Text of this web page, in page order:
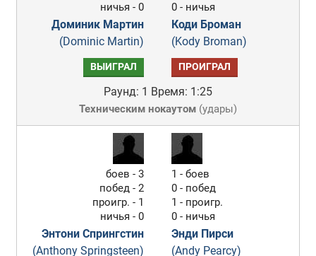
ничья - 0
Доминик Мартин
(Dominic Martin)
0 - ничья
Коди Броман
(Kody Broman)
ВЫИГРАЛ ПРОИГРАЛ
Раунд: 1 Время: 1:25
Техническим нокаутом(удары)
боев - 3
побед - 2
проигр. - 1
ничья - 0
Энтони Спрингстин
(Anthony Springsteen)
1 - боев
0 - побед
1 - проигр.
0 - ничья
Энди Пирси
(Andy Pearcy)